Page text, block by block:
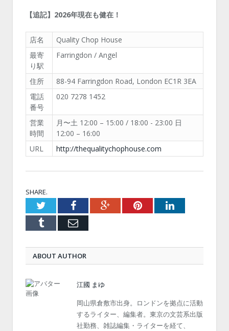
【追記】2026年現在も健在！
店名
Quality Chop House
最寄
り駅
Farringdon / Angel
住所
88-94 Farringdon Road, London EC1R 3EA
電話
番号
020 7278 1452
営業
時間
月〜土 12:00 – 15:00 / 18:00 - 23:00 日
12:00 – 16:00
URL
http://thequalitychophouse.com
SHARE.
TwitterFacebookGoogle+PinterestLinkedIn
Tumblr Email
ABOUT AUTHOR
江國 まゆ
岡山県倉敷市出身。ロンドンを拠点に活動
するライター、編集者。東京の文芸系出版
社勤務、雑誌編集・ライターを経て、